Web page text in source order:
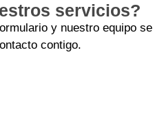
servicios?
y nuestro equipo se
contigo.